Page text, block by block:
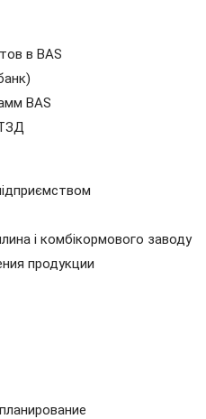
в BAS
BAS
і комбікормового заводу
продукции